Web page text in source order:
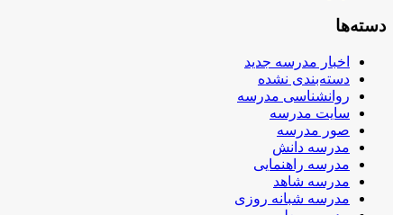
دسته‌ها
اخبار مدرسه جدید
دسته‌بندی نشده
روانشناسی مدرسه
سایت مدرسه
صور مدرسه
مدرسه دانش
مدرسه راهنمایی
مدرسه شاهد
مدرسه شبانه روزی